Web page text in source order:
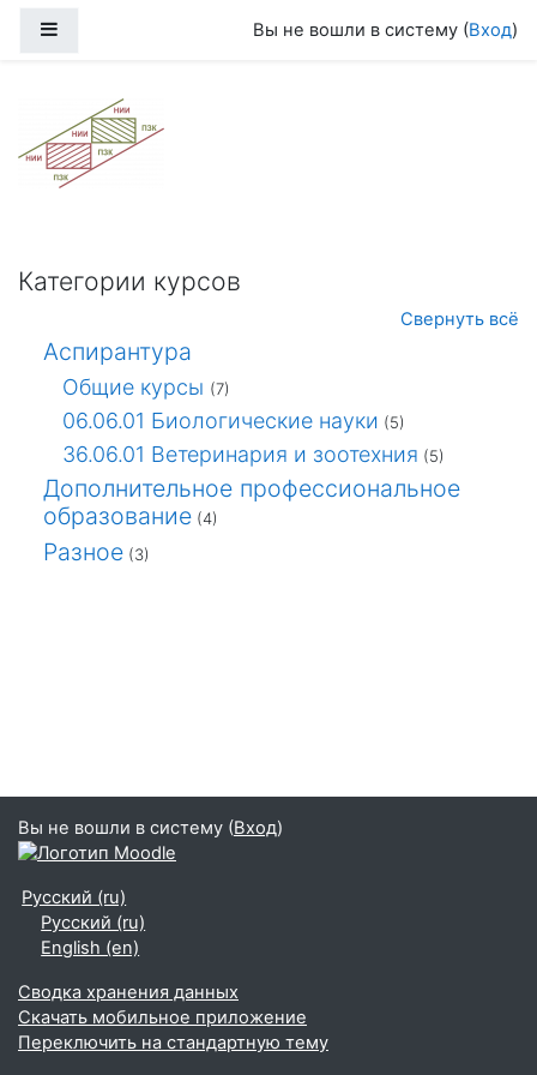
Вы не вошли в систему (Вход)
Категории курсов
Свернуть всё
Аспирантура
Общие курсы (7)
06.06.01 Биологические науки (5)
36.06.01 Ветеринария и зоотехния (5)
Дополнительное профессиональное
образование (4)
Разное (3)
Вы не вошли в систему (Вход)
Русский ‎(ru)‎
Русский ‎(ru)‎
English ‎(en)‎
Сводка хранения данных
Скачать мобильное приложение
Переключить на стандартную тему